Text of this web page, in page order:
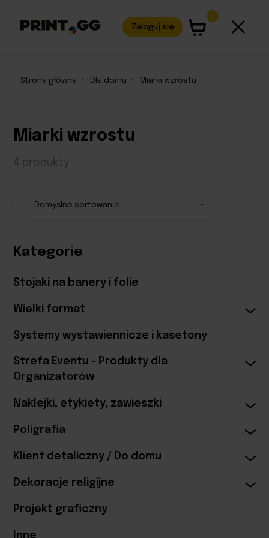
Zaloguj się
Strona główna • Dla domu • Miarki wzrostu
Miarki wzrostu
4 produkty
Kategorie
Stojaki na banery i folie
Wielki format
Systemy wystawiennicze i kasetony
Strefa Eventu - Produkty dla
Organizatorów
Naklejki, etykiety, zawieszki
Poligrafia
Klient detaliczny / Do domu
Dekoracje religijne
Projekt graficzny
Inne